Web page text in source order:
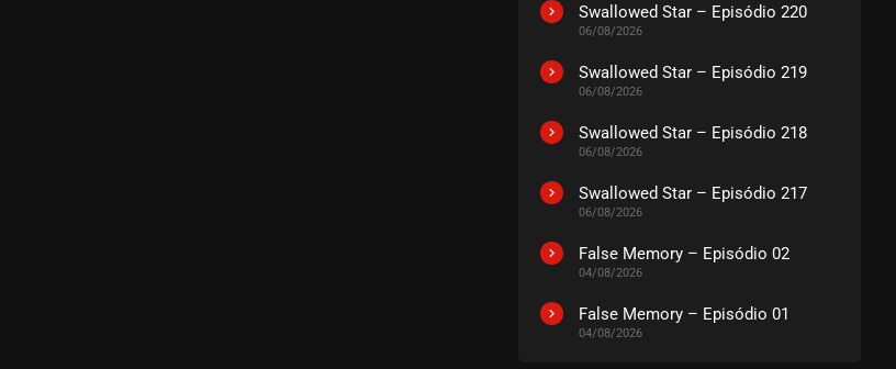
julho 21, 2026
EPISÓDIO 188
Swallowed Star – Episódio 220
06/08/2026
Swallowed Star – Episódio 219
06/08/2026
Swallowed Star – Episódio 218
06/08/2026
Swallowed Star – Episódio 217
06/08/2026
False Memory – Episódio 02
04/08/2026
False Memory – Episódio 01
04/08/2026